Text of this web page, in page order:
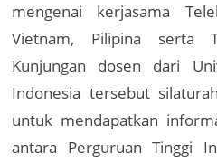
mengenai kerjasama
Vietnam, Pilipina serta
Kunjungan dosen dari
Indonesia tersebut
untuk mendapatkan
antara Perguruan Tinggi